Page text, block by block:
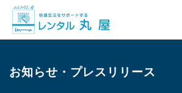
お知らせ・プレスリリース